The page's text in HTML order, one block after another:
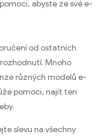
abyste ze své e-
od ostatních
Mnoho
různých modelů e-
pomoci, najít ten
slevu na všechny